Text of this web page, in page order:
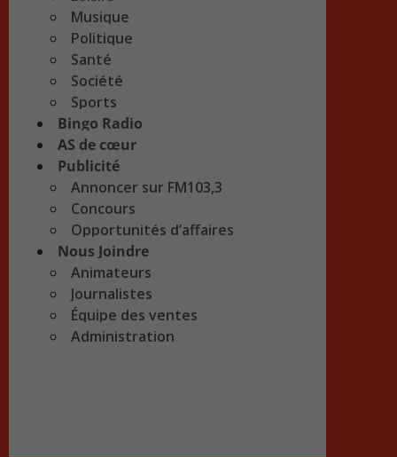
Musique
Politique
Santé
Société
Sports
Bingo Radio
AS de cœur
Publicité
Annoncer sur FM103,3
Concours
Opportunités d’affaires
Nous Joindre
Animateurs
Journalistes
Équipe des ventes
Administration